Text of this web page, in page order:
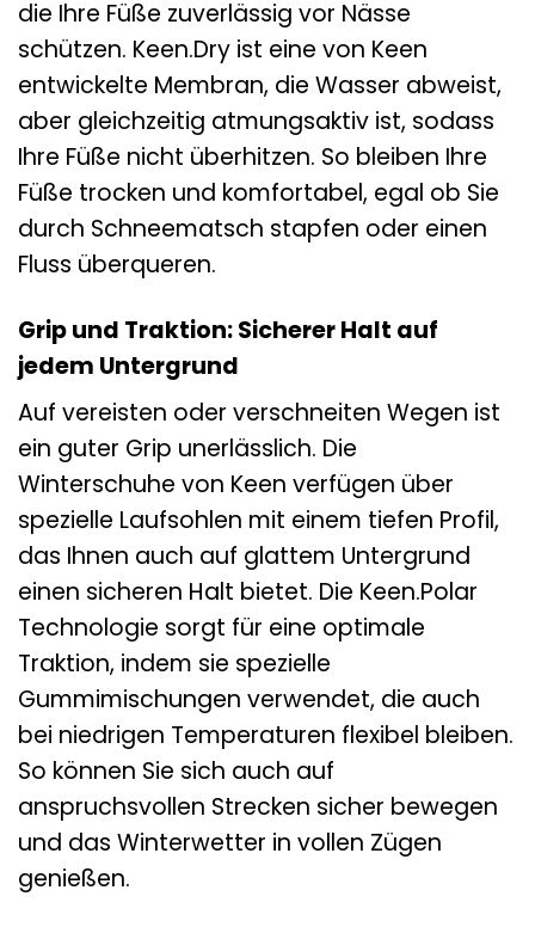
die Ihre Füße zuverlässig vor Nässe
schützen. Keen.Dry ist eine von Keen
entwickelte Membran, die Wasser abweist,
aber gleichzeitig atmungsaktiv ist, sodass
Ihre Füße nicht überhitzen. So bleiben Ihre
Füße trocken und komfortabel, egal ob Sie
durch Schneematsch stapfen oder einen
Fluss überqueren.
Grip und Traktion: Sicherer Halt auf
jedem Untergrund
Auf vereisten oder verschneiten Wegen ist
ein guter Grip unerlässlich. Die
Winterschuhe von Keen verfügen über
spezielle Laufsohlen mit einem tiefen Profil,
das Ihnen auch auf glattem Untergrund
einen sicheren Halt bietet. Die Keen.Polar
Technologie sorgt für eine optimale
Traktion, indem sie spezielle
Gummimischungen verwendet, die auch
bei niedrigen Temperaturen flexibel bleiben.
So können Sie sich auch auf
anspruchsvollen Strecken sicher bewegen
und das Winterwetter in vollen Zügen
genießen.